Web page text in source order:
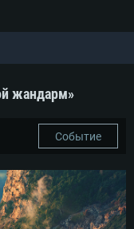
жандарм»
Событие